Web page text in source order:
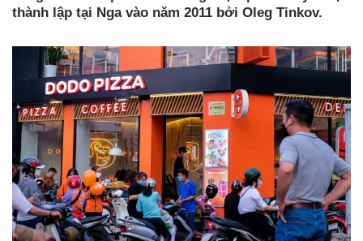
thành lập tại Nga vào năm 2011 bởi Oleg Tinkov.